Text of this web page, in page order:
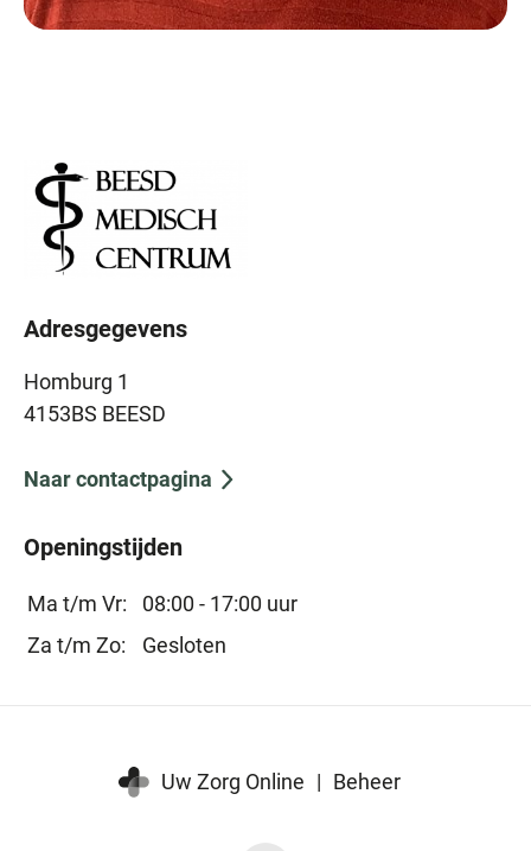
Adresgegevens
Homburg 1
4153BS BEESD
Naar contactpagina
Openingstijden
Ma t/m Vr:
08:00 - 17:00 uur
Za t/m Zo:
Gesloten
Uw Zorg Online | Beheer